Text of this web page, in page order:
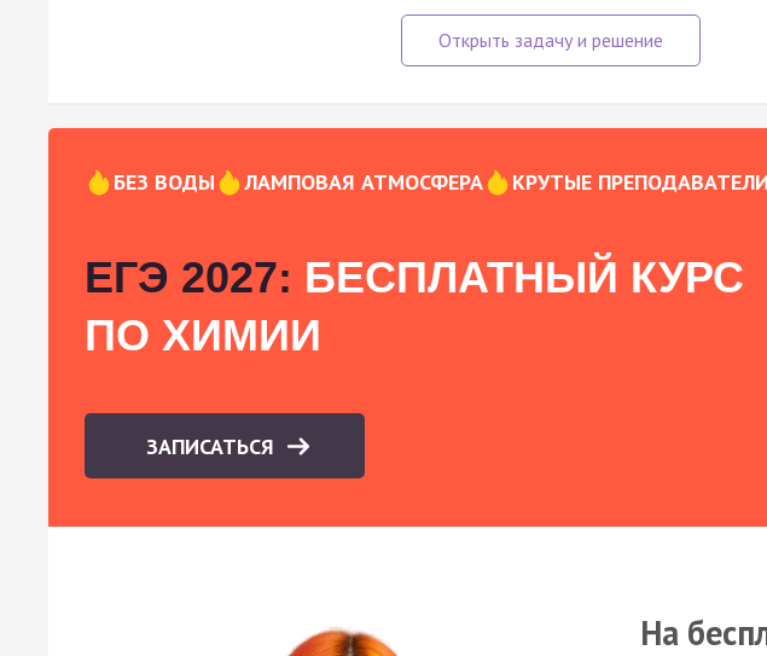
БЕЗ ВОДЫ ЛАМПОВАЯ АТМОСФЕРА КРУТЫЕ ПРЕПОДАВАТЕЛИ
ЕГЭ 2027: БЕСПЛАТНЫЙ КУРС
ПО ХИМИИ
ЗАПИСАТЬСЯ
На